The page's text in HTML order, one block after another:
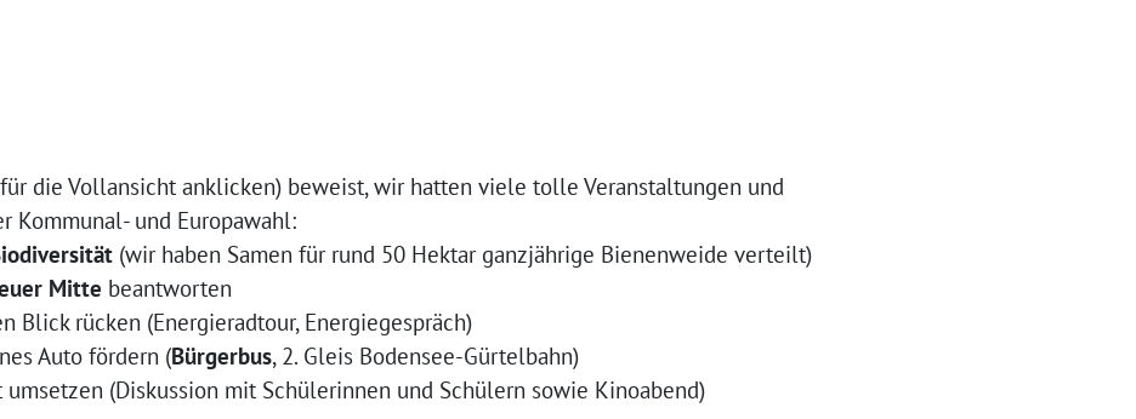
die Vollansicht ankli­cken) beweist, wir hat­ten vie­le tol­le Veranstaltungen und
Kommunal- und Europawahl:
(wir haben Samen für rund 50 Hektar ganz­jäh­ri­ge Bienenweide verteilt)
Mitte beantworten
Blick rücken (Energieradtour, Energiegespräch)
Auto för­dern (Bürgerbus, 2. Gleis Bodensee-Gürtelbahn)
umset­zen (Diskussion mit Schülerinnen und Schülern sowie Kinoabend)